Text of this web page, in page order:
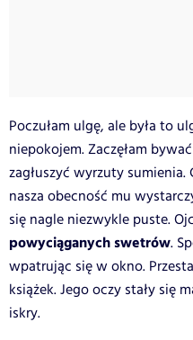
Poczułam ulgę, ale była to
niepokojem. Zaczęłam
zagłuszyć wyrzuty
nasza obecność mu
się nagle niezwykle puste.
powyciąganych swetrów.
wpatrując się w okno.
książek. Jego oczy stały się
iskry.